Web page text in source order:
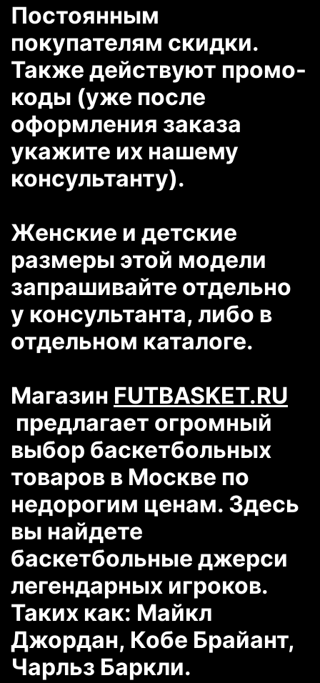
Постоянным
покупателям скидки.
Также действуют промо-
коды (уже после
оформления заказа
укажите их нашему
консультанту).
Женские и детские
размеры этой модели
запрашивайте отдельно
у консультанта, либо в
отдельном каталоге.
Магазин FUTBASKET.RU
предлагает огромный
выбор баскетбольных
товаров в Москве по
недорогим ценам. Здесь
вы найдете
баскетбольные джерси
легендарных игроков.
Таких как: Майкл
Джордан, Кобе Брайант,
Чарльз Баркли.